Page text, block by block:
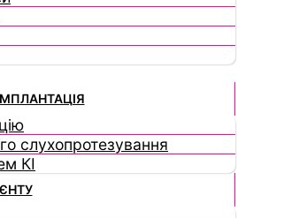
слухопротезування
КІ